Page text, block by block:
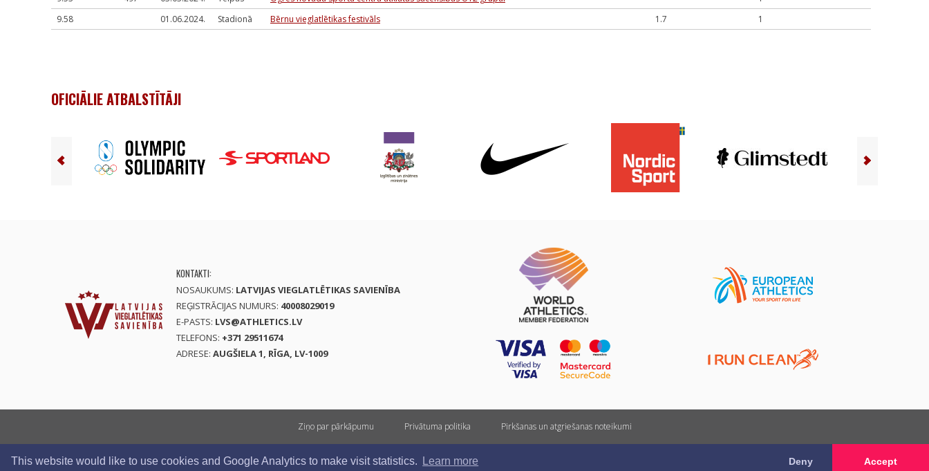
This website would like to use cookies and Google Analytics to make visit statistics. Learn more Deny Accept
9.58
01.06.2024. Stadionā Bērnu vieglatlētikas festivāls 1.7 1
OFICIĀLIE ATBALSTĪTĀJI
KONTAKTI:
NOSAUKUMS: LATVIJAS VIEGLATLĒTIKAS SAVIENĪBA
REĢISTRĀCIJAS NUMURS: 40008029019
E-PASTS: LVS@ATHLETICS.LV
TELEFONS: +371 29511674
ADRESE: AUGŠIELA 1, RĪGA, LV-1009
Ziņo par pārkāpumu Privātuma politika Pirkšanas un atgriešanas noteikumi
Visas tiesības rezervētas. Pārpublicēšanas gadījumā saite uz athletics.lv ir obligāta.